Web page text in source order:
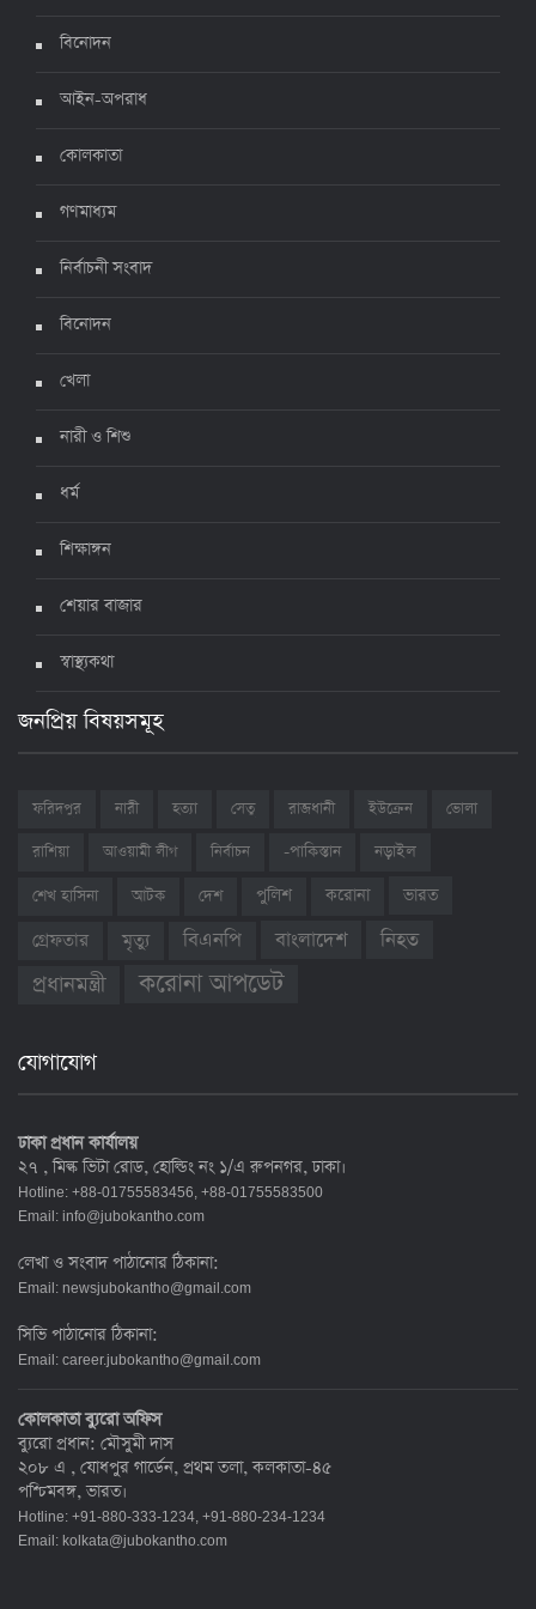
ঊর্ধ্বগতিতে সংক্রমণ, স্বাস্থ্যবিধিতে উদাসীনতা
বিনোদন
আইন-অপরাধ
কোলকাতা
গণমাধ্যম
নির্বাচনী সংবাদ
বিনোদন
খেলা
নারী ও শিশু
ধর্ম
শিক্ষাঙ্গন
শেয়ার বাজার
স্বাস্থ্যকথা
জনপ্রিয় বিষয়সমূহ
ফরিদপুর নারী হত্যা সেতু রাজধানী ইউক্রেন
ভোলা
রাশিয়া
আওয়ামী লীগ নির্বাচন -পাকিস্তান নড়াইল
শেখ হাসিনা আটক দেশ পুলিশ করোনা
ভারত
গ্রেফতার
মৃত্যু বিএনপি বাংলাদেশ নিহত
প্রধানমন্ত্রী করোনা আপডেট
যোগাযোগ
ঢাকা প্রধান কার্যালয়
২৭ , মিল্ক ভিটা রোড, হোল্ডিং নং ১/এ রুপনগর, ঢাকা।
Hotline: +88-01755583456, +88-01755583500
Email: info@jubokantho.com
লেখা ও সংবাদ পাঠানোর ঠিকানা:
Email: newsjubokantho@gmail.com
সিভি পাঠানোর ঠিকানা:
Email: career.jubokantho@gmail.com
কোলকাতা ব্যুরো অফিস
ব্যুরো প্রধান: মৌসুমী দাস
২০৮ এ , যোধপুর গার্ডেন, প্রথম তলা, কলকাতা-৪৫
পশ্চিমবঙ্গ, ভারত।
Hotline: +91-880-333-1234, +91-880-234-1234
Email: kolkata@jubokantho.com